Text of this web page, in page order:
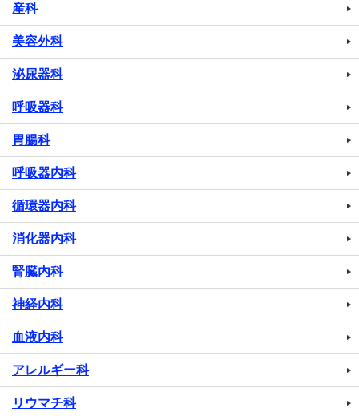
産科
美容外科
泌尿器科
呼吸器科
胃腸科
呼吸器内科
循環器内科
消化器内科
腎臓内科
神経内科
血液内科
アレルギー科
リウマチ科